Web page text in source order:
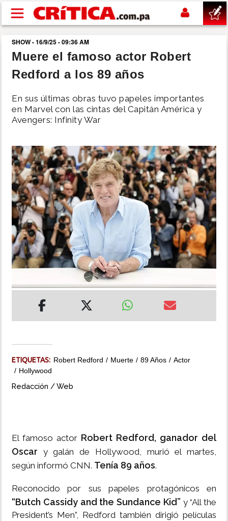
Pasar al contenido principal
buscar
SUCESOS
NACIONAL
SHOW
DEPORTES
MUNDO
INSÓLITAS
IMPRESO
SHOW - 16/9/25 - 09:36 AM
Muere el famoso actor Robert
Redford a los 89 años
En sus últimas obras tuvo papeles importantes
en Marvel con las cintas del Capitán América y
Avengers: Infinity War
ETIQUETAS: Robert Redford Muerte 89 Años
Actor
Hollywood
Redacción / Web
El famoso actor Robert Redford, ganador del
Oscar y galán de Hollywood, murió el martes,
según informó CNN. Tenía 89 años.
Reconocido por sus papeles protagónicos en
“Butch Cassidy and the Sundance Kid” y “All the
President’s Men”, Redford también dirigió películas